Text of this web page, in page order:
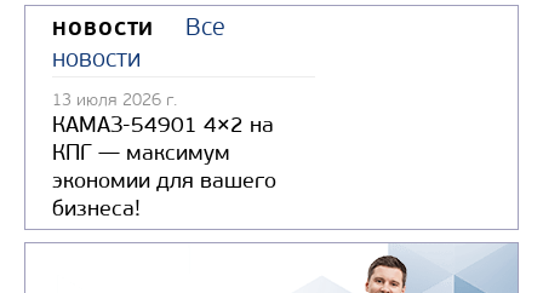
НОВОСТИ
Все
новости
13 июля 2026 г.
КАМАЗ-54901 4×2 на
КПГ — максимум
экономии для вашего
бизнеса!